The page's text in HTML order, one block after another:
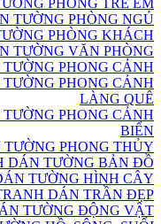
PHÒNG TRẺ EM
TƯỜNG PHÒNG NGỦ
PHÒNG KHÁCH
TƯỜNG VĂN PHÒNG
PHONG CẢNH
PHONG CẢNH
LÀNG QUÊ
PHONG CẢNH
BIỂN
PHONG THỦY
DÁN TƯỜNG BẢN ĐỒ
TƯỜNG HÌNH CÂY
DÁN TRẦN ĐẸP
TƯỜNG ĐỘNG VẬT